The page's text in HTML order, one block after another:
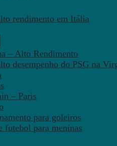
rendimento em Itália
– Alto Rendimento
desempenho do PSG na
– Paris
para goleiros
futebol para meninas